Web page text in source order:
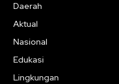
Daerah
Aktual
Nasional
Edukasi
Lingkungan